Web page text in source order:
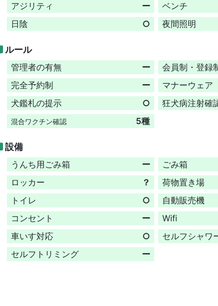
アジリティ
ー ベンチ
日陰
○ 夜間照明
ルール
管理者の有無 ー 会員制・登録
完全予約制
ー マナーウェア
犬鑑札の提示
○ 狂犬病注射確
混合ワクチン確認 5種
設備
うんち用ごみ箱 ー ごみ箱
ロッカー
？ 荷物置き場
トイレ
○ 自動販売機
コンセント
ー Wifi
車いす対応
○ セルフシャワ
セルフトリミング
ー